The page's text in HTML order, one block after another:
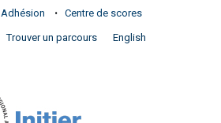
Adhésion Centre de scores
Trouver un parcours English